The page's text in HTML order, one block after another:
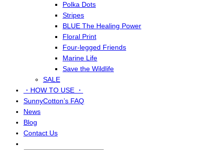
Polka Dots
Stripes
BLUE The Healing Power
Floral Print
Four-legged Friends
Marine Life
Save the Wildlife
SALE
・HOW TO USE ・
SunnyCotton’s FAQ
News
Blog
Contact Us